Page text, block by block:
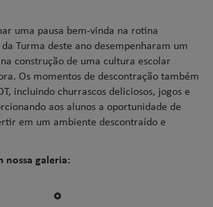
uma pausa bem-vinda na rotina
Turma deste ano desempenharam um
construção de uma cultura escolar
Os momentos de descontração também
incluindo churrascos deliciosos, jogos e
aos alunos a oportunidade de
em um ambiente descontraído e
nossa galeria: